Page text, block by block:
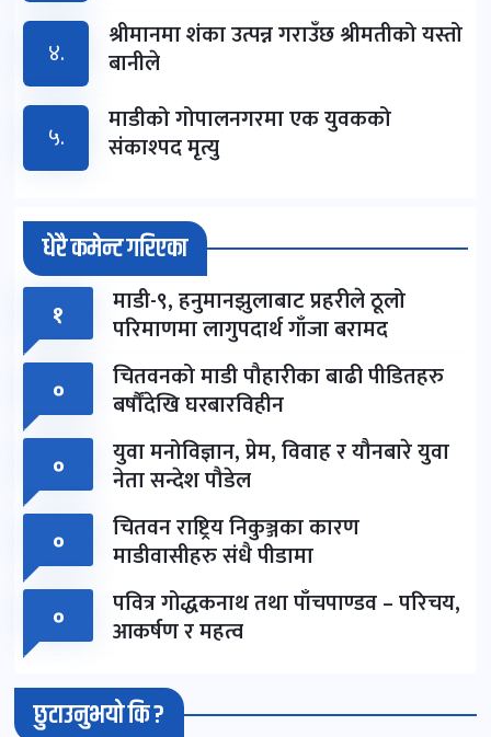
४.
श्रीमानमा शंका उत्पन्न गराउँछ श्रीमतीको यस्तो
बानीले
५.
माडीको गोपालनगरमा एक युवकको
संकाश्पद मृत्यु
धेरै कमेन्ट गरिएका
१ माडी-९, हनुमानझुलाबाट प्रहरीले ठूलो
परिमाणमा लागुपदार्थ गाँजा बरामद
०
चितवनको माडी पौहारीका बाढी पीडितहरु
बर्षौंदेखि घरबारविहीन
०
युवा मनोविज्ञान, प्रेम, विवाह र यौनबारे युवा
नेता सन्देश पौडेल
०
चितवन राष्ट्रिय निकुञ्जका कारण
माडीवासीहरु संधै पीडामा
०
पवित्र गोद्धकनाथ तथा पाँचपाण्डव – परिचय,
आकर्षण र महत्व
छुटाउनुभयो कि ?